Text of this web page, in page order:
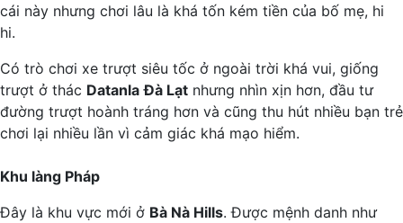
cái này nhưng chơi lâu là khá tốn kém tiền của bố mẹ, hi
hi.
Có trò chơi xe trượt siêu tốc ở ngoài trời khá vui, giống
trượt ở thác Datanla Đà Lạt nhưng nhìn xịn hơn, đầu tư
đường trượt hoành tráng hơn và cũng thu hút nhiều bạn trẻ
chơi lại nhiều lần vì cảm giác khá mạo hiểm.
Khu làng Pháp
Đây là khu vực mới ở Bà Nà Hills. Được mệnh danh như